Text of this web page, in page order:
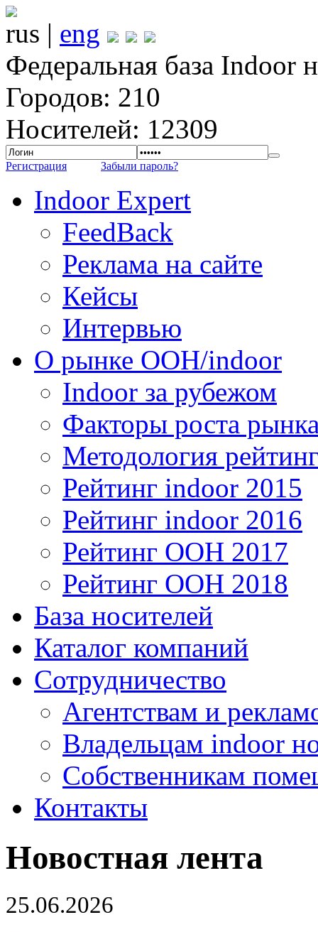
rus | eng
Федеральная база Indoor
Городов: 210
Носителей: 12309
Регистрация Забыли пароль?
Indoor Expert
FeedBack
Реклама на сайте
Кейсы
Интервью
О рынке OOH/indoor
Indoor за рубежом
Факторы роста
Методология
Рейтинг indoor 2015
Рейтинг indoor 2016
Рейтинг OOH 2017
Рейтинг OOH 2018
База носителей
Каталог компаний
Сотрудничество
Агентствам и
Владельцам indoor
Собственникам
Контакты
Новостная лента
25.06.2026